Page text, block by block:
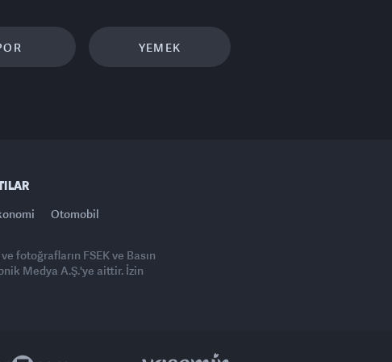
YEMEK
Otomobil
fotoğrafların FSEK ve Basın
Medya A.Ş.'ye aittir. İzin